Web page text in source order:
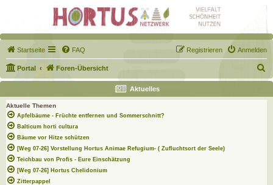
Startseite FAQ Anmelden
Registrieren
Portal Foren-Übersicht
u
c
Aktuelles
Aktuelle Themen
Apfelbäume - Früchte entfernen und Sommerschnitt?
Balticum horti cultura
Bäume vor Hitze schützen
[Weg 07-26] Vorstellung Hortus Animae Refugium- ( Zufluchtsort der Seele)
Teichbau von Profis - Eure Einschätzung
[Weg 07-26] Hortus Chelidonium
Zitterpappel